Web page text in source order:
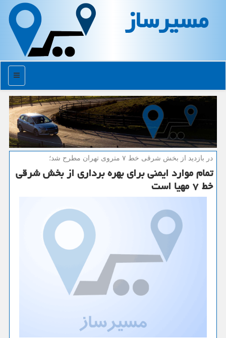
مسیرساز
منو
در بازدید از بخش شرقی خط ۷ متروی تهران مطرح شد؛
تمام موارد ایمنی برای بهره برداری از بخش شرقی
خط ۷ مهیا است